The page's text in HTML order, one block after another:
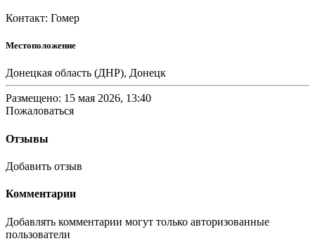
Контакт: Гомер
Местоположение
Донецкая область (ДНР), Донецк
Размещено: 15 мая 2026, 13:40
Пожаловаться
Отзывы
Добавить отзыв
Комментарии
Добавлять комментарии могут только авторизованные
пользователи